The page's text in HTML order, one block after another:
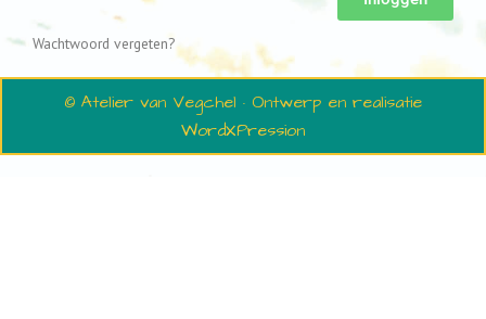
Wachtwoord vergeten?
© Atelier van Vegchel · Ontwerp en realisatie
WordXPression